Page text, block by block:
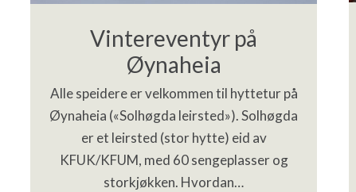
Vintereventyr på
Øynaheia
Alle speidere er velkommen til hyttetur på
Øynaheia («Solhøgda leirsted»). Solhøgda
er et leirsted (stor hytte) eid av
KFUK/KFUM, med 60 sengeplasser og
storkjøkken. Hvordan…